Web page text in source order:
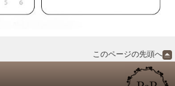
このページの先頭へ